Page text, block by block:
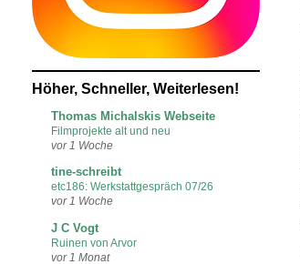
Höher, Schneller, Weiterlesen!
Thomas Michalskis Webseite
Filmprojekte alt und neu
vor 1 Woche
tine-schreibt
etc186: Werkstattgespräch 07/26
vor 1 Woche
J C Vogt
Ruinen von Arvor
vor 1 Monat